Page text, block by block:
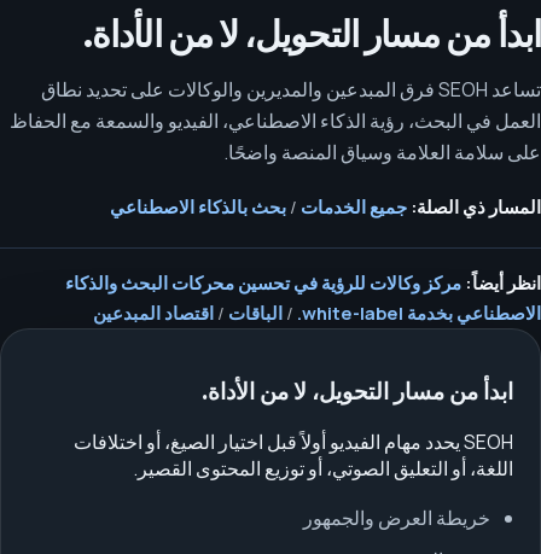
ابدأ من مسار التحويل، لا من الأداة.
تساعد SEOH فرق المبدعين والمديرين والوكالات على تحديد نطاق
العمل في البحث، رؤية الذكاء الاصطناعي، الفيديو والسمعة مع الحفاظ
على سلامة العلامة وسياق المنصة واضحًا.
المسار ذي الصلة: جميع الخدمات / بحث بالذكاء الاصطناعي
انظر أيضاً: مركز وكالات للرؤية في تحسين محركات البحث والذكاء
الاصطناعي بخدمة white-label.
/ الباقات / اقتصاد المبدعين
ابدأ من مسار التحويل، لا من الأداة.
SEOH يحدد مهام الفيديو أولاً قبل اختيار الصيغ، أو اختلافات
اللغة، أو التعليق الصوتي، أو توزيع المحتوى القصير.
خريطة العرض والجمهور